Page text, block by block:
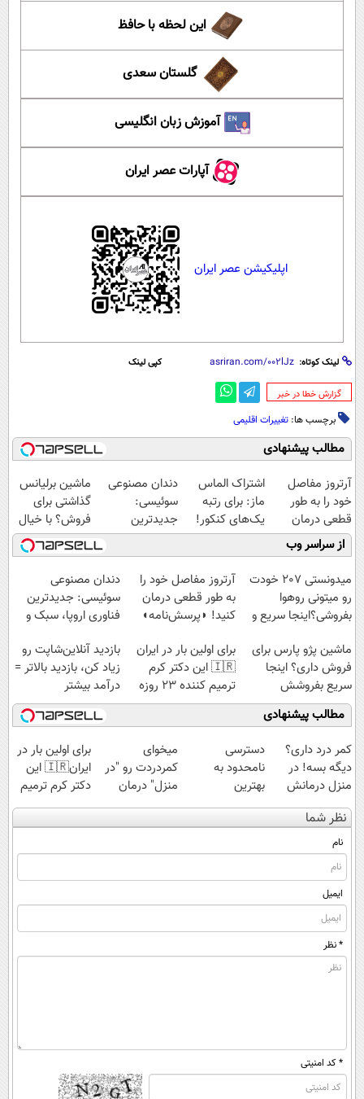
این لحظه با حافظ
گلستان سعدی
آموزش زبان انگلیسی
آپارات عصر ایران
اپلیکیشن عصر ایران
لینک کوتاه: کپی لینک
‌گزارش خطا در خبر
برچسب ها: تغییرات اقلیمی
مطالب پیشنهادی
آرتروز مفاصل
خود را به طور
قطعی درمان
کنید!
◗پرسش‌نامه◖
اشتراک الماس
ماز: برای رتبه
یک‌های کنکور!
دندان مصنوعی
سوئیسی:
جدیدترین
فناوری اروپا،
سبک و مقاوم |
پرداخت قسطی
ماشین برلیانس
گذاشتی برای
فروش؟ با خیال
راحت بفروش
از سراسر وب
میدونستی 207 خودت
رو میتونی روهوا
بفروشی؟اینجا سریع و
آرتروز مفاصل خود را
به طور قطعی درمان
کنید! ◗پرسش‌نامه◖
دندان مصنوعی
سوئیسی: جدیدترین
فناوری اروپا، سبک و
قسطی
ماشین پژو پارس برای
فروش داری؟ اینجا
سریع بفروشش
برای اولین بار در ایران
🇮🇷 این دکتر کرم
ترمیم کننده 23 روزه
ساخت!
بازدید آنلاین‌شاپت رو
زیاد کن، بازدید بالاتر =
درآمد بیشتر
مطالب پیشنهادی
کمر درد داری؟
دیگه بسه! در
منزل درمانش
کن
(◀پرسش‌نامه)
دسترسی
نامحدود به
بهترین
آموزش‌ها تا روز
کنکور
میخوای
کمردردت رو "در
منزل" درمان
کنی؟ (◂فیلم +
◂پرسش‌نامه)
برای اولین بار در
ایران🇮🇷 این
دکتر کرم ترمیم
کننده 23 روزه
ساخت!
نظر شما
نام
ایمیل
* نظر
* کد امنیتی